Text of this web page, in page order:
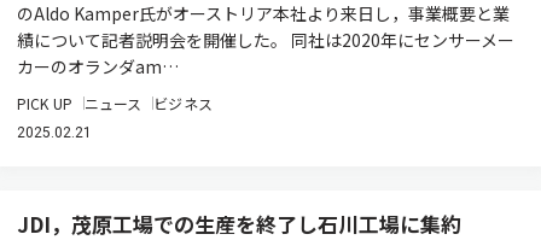
のAldo Kamper氏がオーストリア本社より来日し，事業概要と業
績について記者説明会を開催した。 同社は2020年にセンサーメー
カーのオランダam…
PICK UP ニュース ビジネス
2025.02.21
JDI，茂原工場での生産を終了し石川工場に集約